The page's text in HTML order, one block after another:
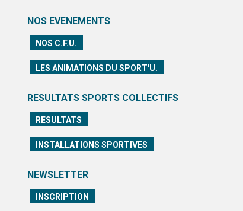
NOS EVENEMENTS
NOS C.F.U.
LES ANIMATIONS DU SPORT'U.
RESULTATS SPORTS COLLECTIFS
RESULTATS
INSTALLATIONS SPORTIVES
NEWSLETTER
INSCRIPTION